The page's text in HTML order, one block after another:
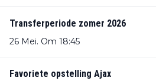
Transferperiode zomer 2026
26 Mei. Om 18:45
Favoriete opstelling Ajax